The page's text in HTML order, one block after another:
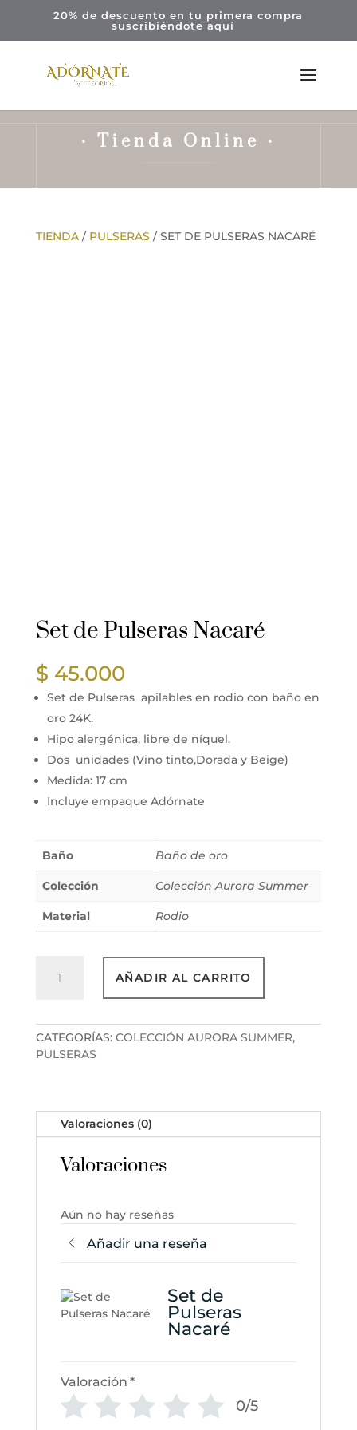
20% de descuento en tu primera compra
suscribiéndoteaquí
· Tienda Online ·
TIENDA/ PULSERAS / SET DE PULSERAS NACARÉ
Set de Pulseras Nacaré
$ 45.000
Set de Pulseras apilables en rodio con baño en
oro 24K.
Hipo alergénica, libre de níquel.
Dos unidades (Vino tinto,Dorada y Beige)
Medida: 17 cm
Incluye empaque Adórnate
Baño Baño de oro
Colección Colección Aurora Summer
Material Rodio
cantidad
AÑADIR AL CARRITO
CATEGORÍAS: COLECCIÓN AURORA SUMMER,
PULSERAS
Valoraciones (0)
Valoraciones
Aún no hay reseñas
Añadir una reseña
Set de
Pulseras
Nacaré
Valoración *
0/5